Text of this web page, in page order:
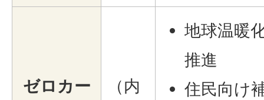
ゼロカー
（内
地球温暖
推進
住民向け